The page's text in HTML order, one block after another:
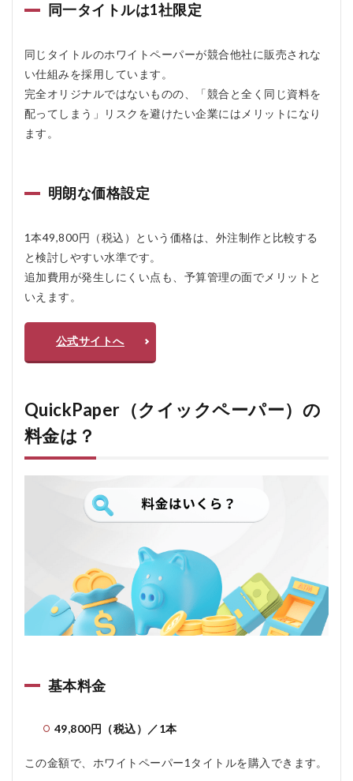
同一タイトルは1社限定
同じタイトルのホワイトペーパーが競合他社に販売されな
い仕組みを採用しています。
完全オリジナルではないものの、「競合と全く同じ資料を
配ってしまう」リスクを避けたい企業にはメリットになり
ます。
明朗な価格設定
1本49,800円（税込）という価格は、外注制作と比較する
と検討しやすい水準です。
追加費用が発生しにくい点も、予算管理の面でメリットと
いえます。
公式サイトへ
QuickPaper（クイックペーパー）の
料金は？
基本料金
49,800円（税込）／1本
この金額で、ホワイトペーパー1タイトルを購入できます。